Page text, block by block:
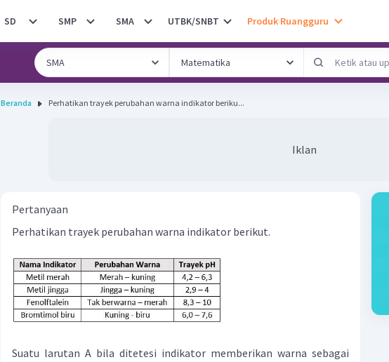
SD SMP SMA UTBK/SNBT Produk Ruangguru
Beranda Perhatikan trayek perubahan warna indikator beriku...
Iklan
Pertanyaan
Perhatikan trayek perubahan warna indikator berikut.
Suatu larutan A bila ditetesi indikator memberikan warna sebagai